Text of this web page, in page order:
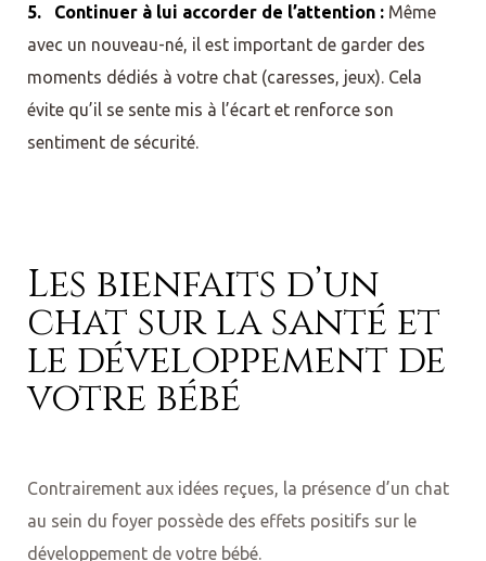
5. Continuer à lui accorder de l’attention : Même
avec un nouveau-né, il est important de garder des
moments dédiés à votre chat (caresses, jeux). Cela
évite qu’il se sente mis à l’écart et renforce son
sentiment de sécurité.
Les bienfaits d’un
chat sur la santé et
le développement de
votre bébé
Contrairement aux idées reçues, la présence d’un chat
au sein du foyer possède des effets positifs sur le
développement de votre bébé.